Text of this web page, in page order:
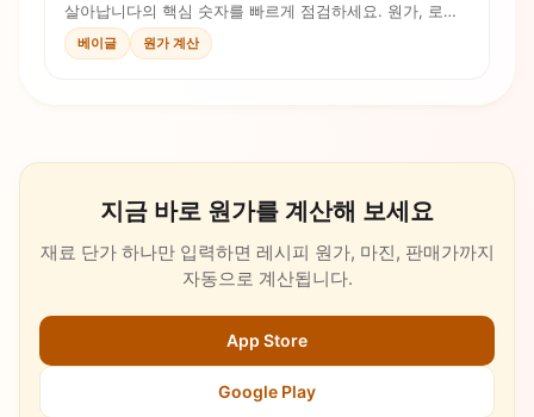
살아납니다의 핵심 숫자를 빠르게 점검하세요. 원가, 로스,
인건비, 판매가를 계산식과 체크리스트로 확인합니다.
베이글 원가 계산
지금 바로 원가를 계산해 보세요
재료 단가 하나만 입력하면 레시피 원가, 마진, 판매가까지
자동으로 계산됩니다.
App Store
Google Play